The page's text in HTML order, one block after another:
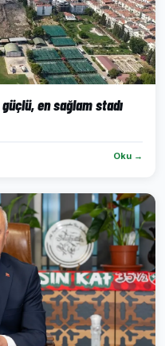
en sağlam stadı
Oku →